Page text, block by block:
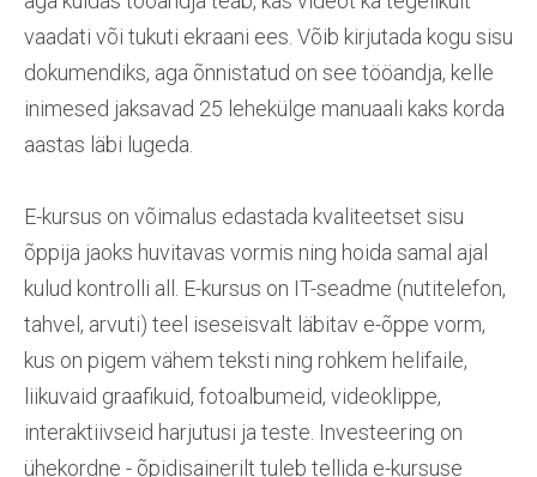
vaadati või tukuti ekraani ees. Võib kirjutada kogu sisu
dokumendiks, aga õnnistatud on see tööandja, kelle
inimesed jaksavad 25 lehekülge manuaali kaks korda
aastas läbi lugeda.
E-kursus on võimalus edastada kvaliteetset sisu
õppija jaoks huvitavas vormis ning hoida samal ajal
kulud kontrolli all. E-kursus on IT-seadme (nutitelefon,
tahvel, arvuti) teel iseseisvalt läbitav e-õppe vorm,
kus on pigem vähem teksti ning rohkem helifaile,
liikuvaid graafikuid, fotoalbumeid, videoklippe,
interaktiivseid harjutusi ja teste. Investeering on
ühekordne - õpidisainerilt tuleb tellida e-kursuse